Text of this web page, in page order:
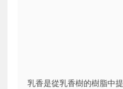
乳香是從乳香樹的樹脂中